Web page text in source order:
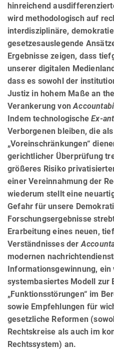
hinreichend
wird methodologisch auf
interdisziplinäre,
gesetzesauslegende
Ergebnisse zeigen, dass
unserer digitalen
dass es sowohl der
Justiz in hohem Maße an
Verankerung von
Indem technologischeEx-
Verborgenen bleiben, die
„Voreinschränkungen“
gerichtlicher Überprüfung
größeres Risiko
einer Vereinnahmung der
wiederum stellt eine
Gefahr für unsere
Forschungsergebnisse
Erarbeitung eines neuen,
Verständnisses der
modernen
Informationsgewinnung, ein
systembasiertes Modell zur
„Funktionsstörungen“ im
sowie Empfehlungen für
gesetzliche Reformen
Rechtskreise als auch im
Rechtssystem) an.